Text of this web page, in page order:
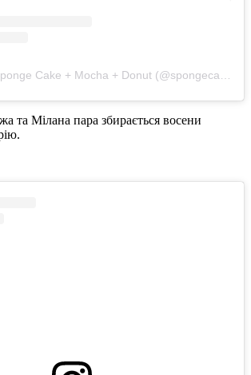
та Мілана пара збирається восени